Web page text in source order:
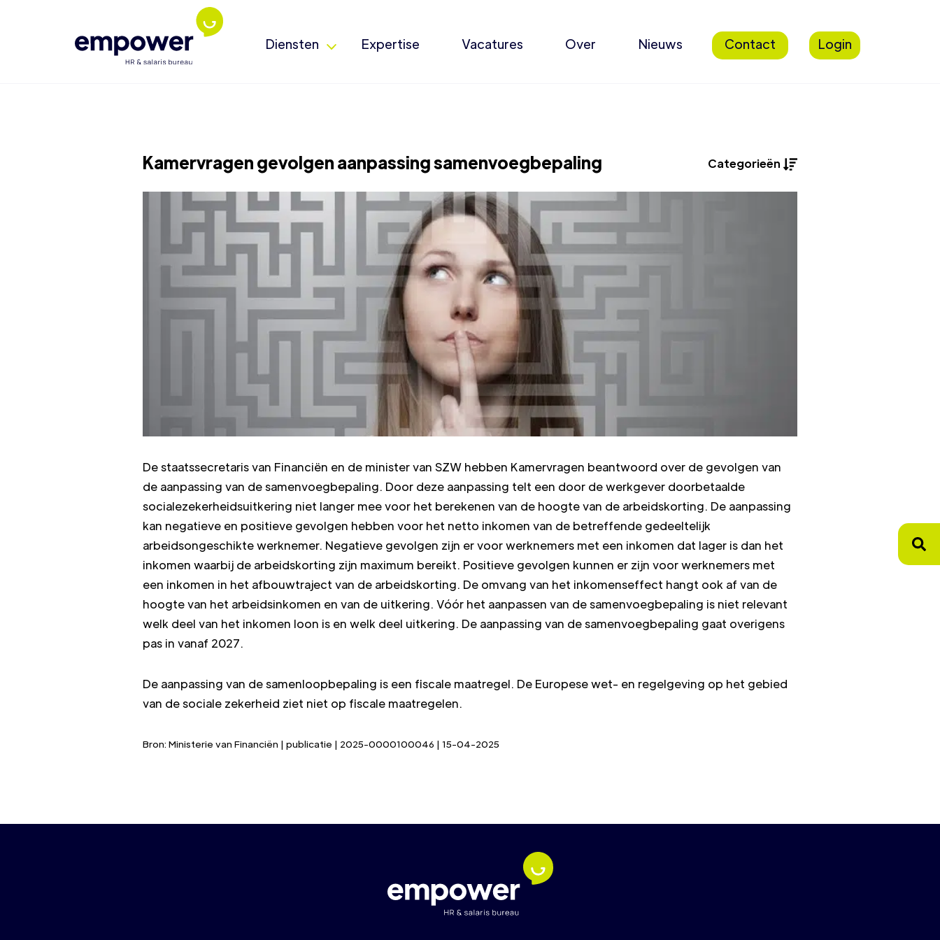
Diensten Expertise Vacatures Over Nieuws Contact Login
Kamervragen gevolgen aanpassing samenvoegbepaling Categorieën
De staatssecretaris van Financiën en de minister van SZW hebben Kamervragen beantwoord over de gevolgen van
de aanpassing van de samenvoegbepaling. Door deze aanpassing telt een door de werkgever doorbetaalde
socialezekerheidsuitkering niet langer mee voor het berekenen van de hoogte van de arbeidskorting. De aanpassing
kan negatieve en positieve gevolgen hebben voor het netto inkomen van de betreffende gedeeltelijk
arbeidsongeschikte werknemer. Negatieve gevolgen zijn er voor werknemers met een inkomen dat lager is dan het
inkomen waarbij de arbeidskorting zijn maximum bereikt. Positieve gevolgen kunnen er zijn voor werknemers met
een inkomen in het afbouwtraject van de arbeidskorting. De omvang van het inkomenseffect hangt ook af van de
hoogte van het arbeidsinkomen en van de uitkering. Vóór het aanpassen van de samenvoegbepaling is niet relevant
welk deel van het inkomen loon is en welk deel uitkering. De aanpassing van de samenvoegbepaling gaat overigens
pas in vanaf 2027.
De aanpassing van de samenloopbepaling is een fiscale maatregel. De Europese wet- en regelgeving op het gebied
van de sociale zekerheid ziet niet op fiscale maatregelen.
Bron: Ministerie van Financiën | publicatie | 2025-0000100046 | 15-04-2025